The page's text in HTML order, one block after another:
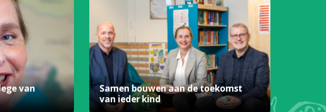
van
Samen bouwen aan de toekomst
van ieder kind